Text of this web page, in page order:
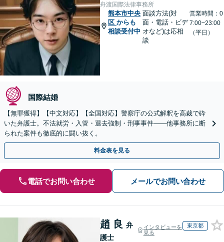
舟渡国際法律事務所
熊本市中央
区 からも
相談受付中
面談方法(対
面・電話・ビデ
オなど)は応相
談
営業時間：0
7:00~23:00
（平日）
国際結婚
【無罪獲得】【中文対応】【全国対応】警察庁の公式解釈を高裁で砕
いた弁護士。不法就労・入管・退去強制・刑事事件——他事務所に断
られた案件も徹底的に闘い抜く。
料金表を見る
電話でお問い合わせ メールでお問い合わせ
趙 良 弁
護士
インタビューを
見る
東京都